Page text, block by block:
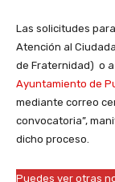
Las solicitudes
Atención al
de Fraternidad) o
Ayuntamiento de
mediante correo
convocatoria”,
dicho proceso.
Puedes ver otras